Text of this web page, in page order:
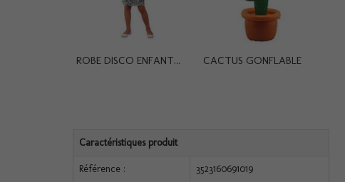
ROBE DISCO ENFANT... CACTUS GONFLABLE
Caractéristiques produit
Référence : 3523160691019